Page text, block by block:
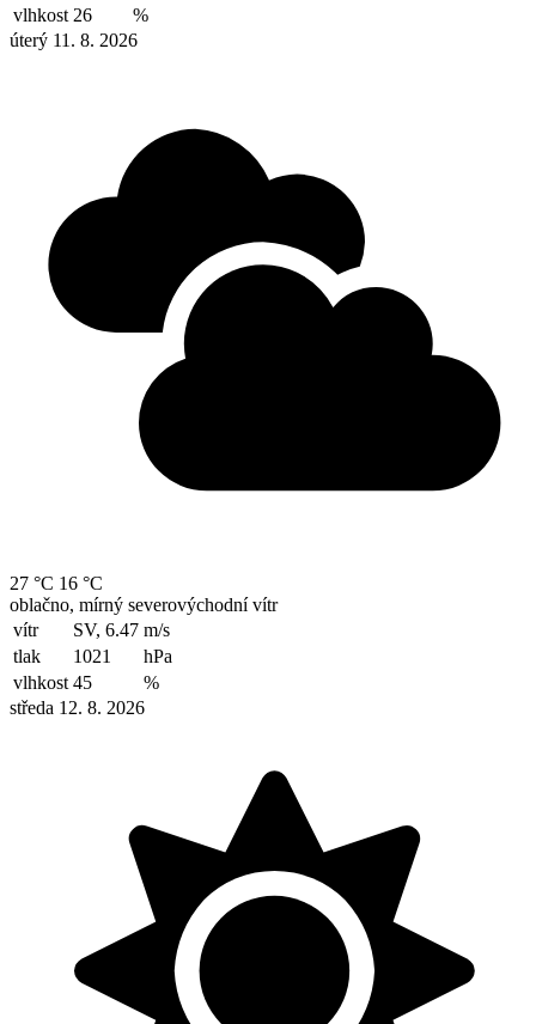
vlhkost 26
%
úterý 11. 8. 2026
27 °C 16 °C
oblačno, mírný severovýchodní vítr
vítr
SV, 6.47 m/s
tlak
1021
hPa
vlhkost 45
%
středa 12. 8. 2026